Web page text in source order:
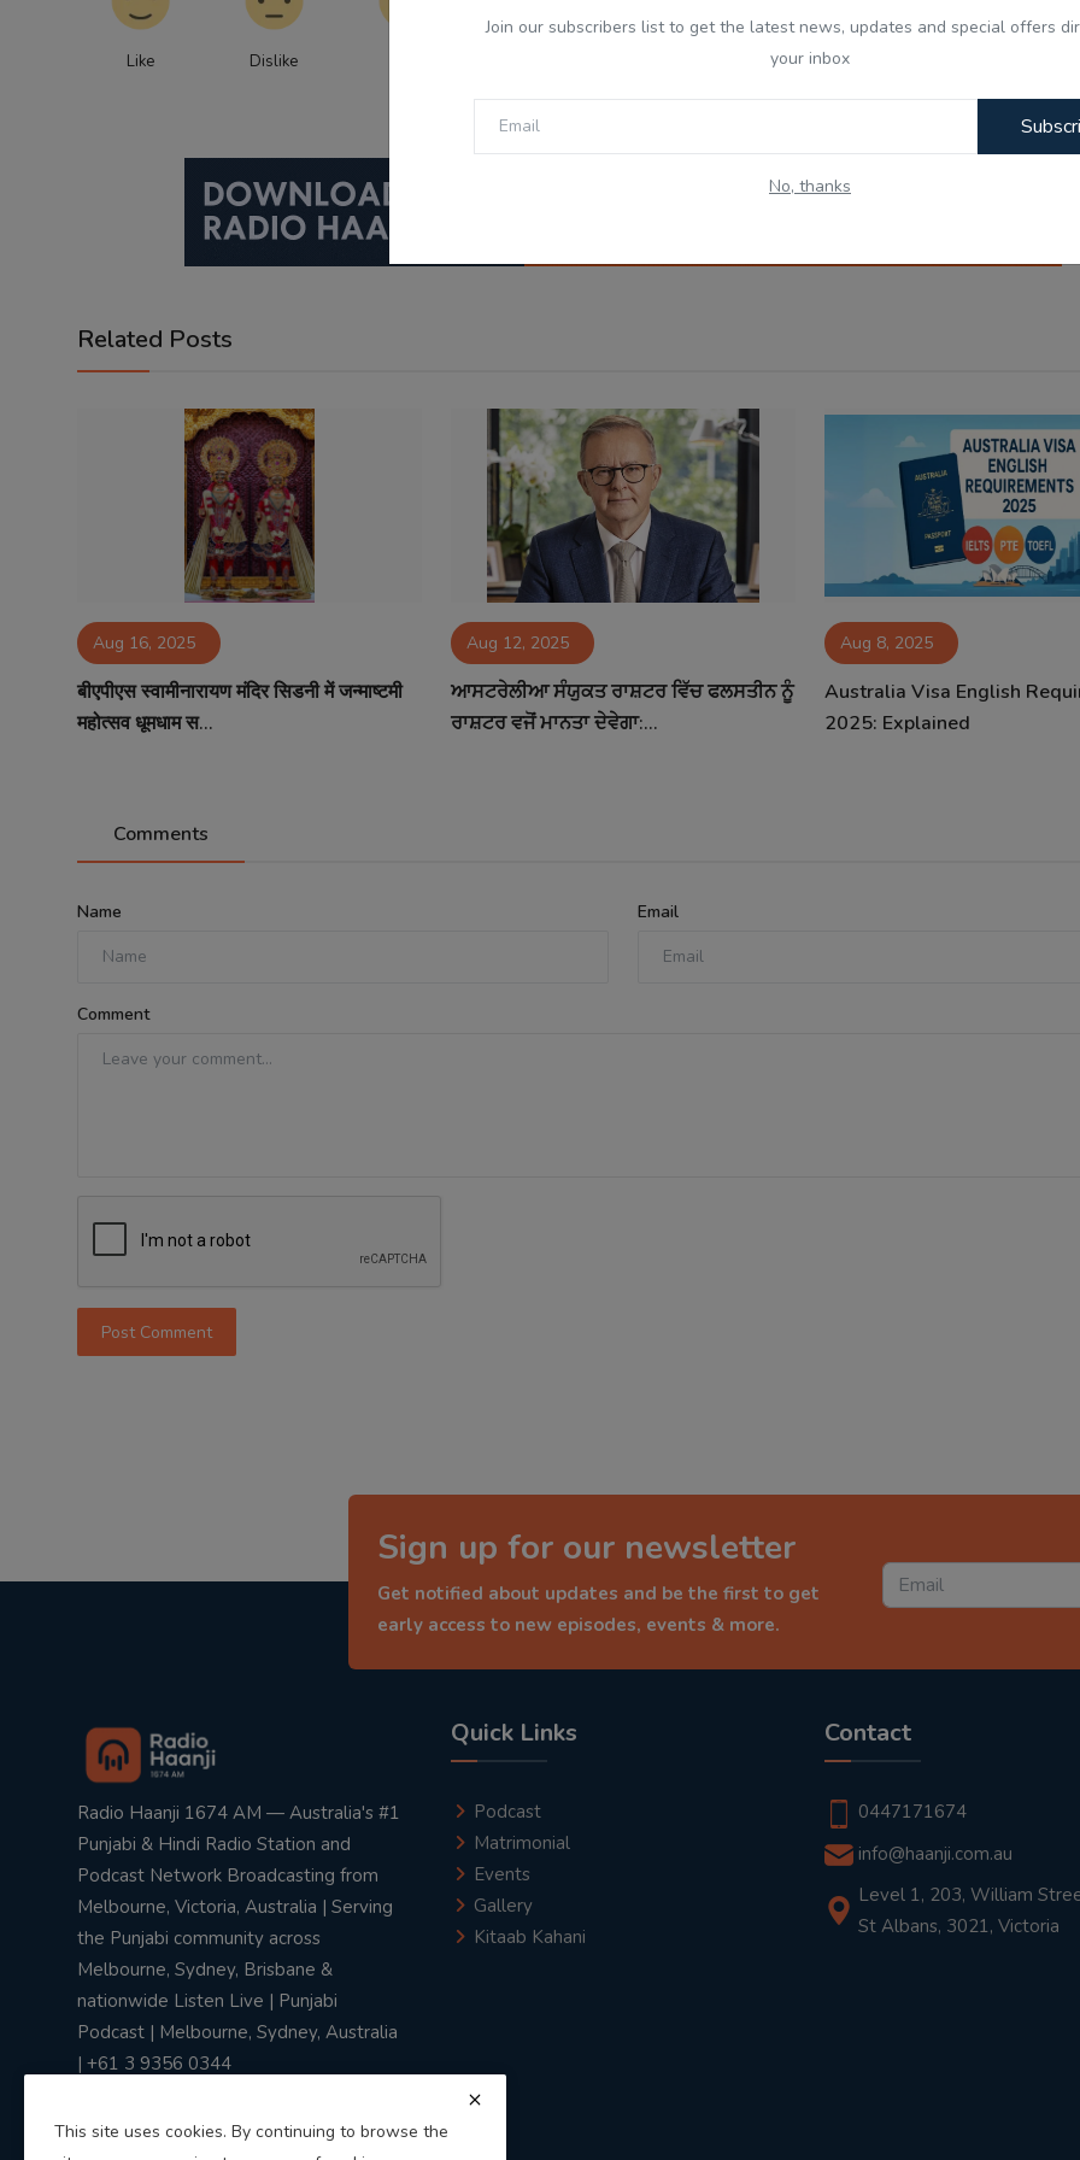
Join our subscribers list to get the latest news, updates and special offers
your inbox
No, thanks
Like Dislike Sad
Related Posts
Aug 16, 2025
बीएपीएस स्वामीनारायण मंदिर सिडनी में जन्माष्टमी
महोत्सव धूमधाम स...
Aug 12, 2025
ਆਸਟਰੇਲੀਆ ਸੰਯੁਕਤ ਰਾਸ਼ਟਰ ਵਿੱਚ ਫਲਸਤੀਨ ਨੂੰ
ਰਾਸ਼ਟਰ ਵਜੋਂ ਮਾਨਤਾ ਦੇਵੇਗਾ:...
Aug 8, 2025
Australia Visa English
2025: Explained
Comments
Name Email
Comment
Post Comment
Sign up for our newsletter
Get notified about updates and be the first to get
early access to new episodes, events & more.
Radio Haanji 1674 AM — Australia's #1
Punjabi & Hindi Radio Station and
Podcast Network Broadcasting from
Melbourne, Victoria, Australia | Serving
the Punjabi community across
Melbourne, Sydney, Brisbane &
nationwide Listen Live | Punjabi
Podcast | Melbourne, Sydney, Australia
| +61 3 9356 0344
Quick Links
Podcast
Matrimonial
Events
Gallery
Kitaab Kahani
Contact
0447171674
info@haanji.com.au
Level 1, 203, William
St Albans, 3021, Victoria
This site uses cookies. By continuing to browse the